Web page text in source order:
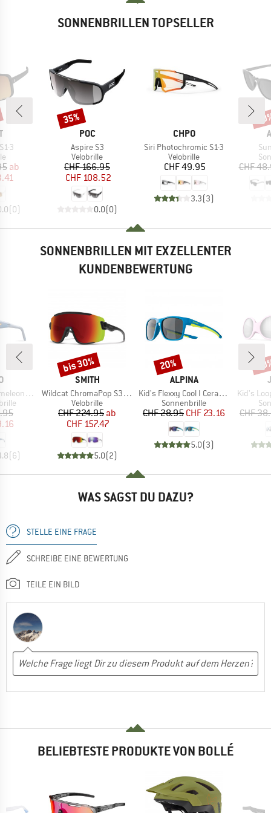
SONNENBRILLEN TOPSELLER
3
Preis
ab
(0)
MARKE
POC
Artikel
Aspire S3
Produktgruppe
Velobrille
Preis
CHF 166.95reduzierter Preis
CHF 108.52
0.0(0)
Rabatt
35%
MARKE
CHPO
Artikel
Siri Photochromic S1-3
Produktgruppe
Velobrille
Preis
CHF 49.95
3.3(3)
CHF
SONNENBRILLEN MIT EXZELLENTER
KUNDENBEWERTUNG
S2-4
Preis
(6)
MARKE
SMITH
Artikel
Wildcat ChromaPop S3 (VLT 15%) + S0 (VLT 90%)
Produktgruppe
Velobrille
Preis
CHF 224.95reduzierter Preis
ab
CHF 157.47
5.0(2)
Rabatt
bis 30%
MARKE
ALPINA
Artikel
Kid's Flexxy Cool I Ceramic Mirror Cat 3
Produktgruppe
Sonnenbrille
Preis
CHF 28.95reduzierter Preis
CHF 23.16
5.0(3)
Rabatt
20%
Artikel
Kid's
CHF
WAS SAGST DU DAZU?
STELLE EINE FRAGE
SCHREIBE EINE BEWERTUNG
TEILE EIN BILD
BELIEBTESTE PRODUKTE VON BOLLÉ